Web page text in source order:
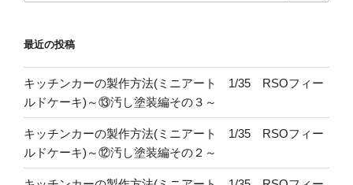
最近の投稿
キッチンカーの製作方法(ミニアート 1/35 RSOフィー
ルドケーキ)～⑬汚し塗装編その３～
キッチンカーの製作方法(ミニアート 1/35 RSOフィー
ルドケーキ)～⑫汚し塗装編その２～